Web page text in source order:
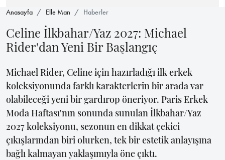
Anasayfa Elle Man Haberler
Celine İlkbahar/Yaz 2027: Michael
Rider'dan Yeni Bir Başlangıç
Michael Rider, Celine için hazırladığı ilk erkek
koleksiyonunda farklı karakterlerin bir arada var
olabileceği yeni bir gardırop öneriyor. Paris Erkek
Moda Haftası'nın sonunda sunulan İlkbahar/Yaz
2027 koleksiyonu, sezonun en dikkat çekici
çıkışlarından biri olurken, tek bir estetik anlayışına
bağlı kalmayan yaklaşımıyla öne çıktı.